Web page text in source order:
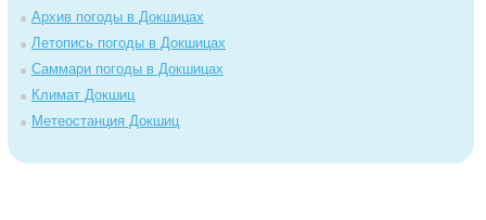
Архив погоды в Докшицах
Летопись погоды в Докшицах
Саммари погоды в Докшицах
Климат Докшиц
Метеостанция Докшиц